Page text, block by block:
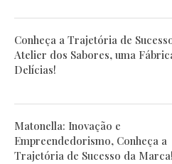
Conheça a Trajetória de
Atelier dos Sabores, uma
Delícias!
Matonella: Inovação e
Empreendedorismo, Conheça a
Trajetória de Sucesso da Marca!